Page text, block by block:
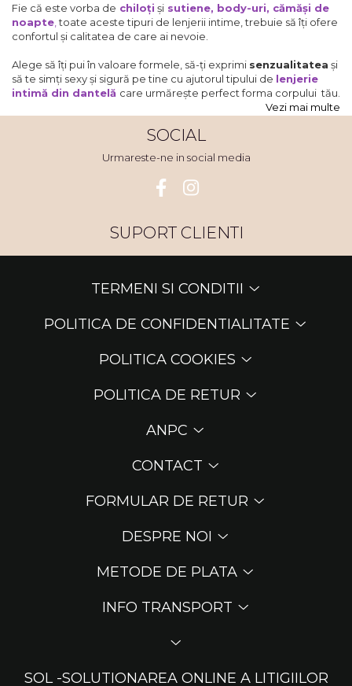
Fie că este vorba de chiloți și sutiene, body-uri, cămăși de
noapte ,toate aceste tipuri de lenjerii intime, trebuie să îți ofere
confortul și calitatea de care ai nevoie.
Alege să îți pui în valoare formele, să-ți exprimi senzualitatea și
să te simți sexy și sigură pe tine cu ajutorul tipului de lenjerie
intimă din dantelă care urmărește perfect forma corpului tău.
Vezi mai multe
SOCIAL
Urmareste-ne in social media
SUPORT CLIENTI
TERMENI SI CONDITII
POLITICA DE CONFIDENTIALITATE
POLITICA COOKIES
POLITICA DE RETUR
ANPC
CONTACT
FORMULAR DE RETUR
DESPRE NOI
METODE DE PLATA
INFO TRANSPORT
SOL -SOLUTIONAREA ONLINE A LITIGIILOR